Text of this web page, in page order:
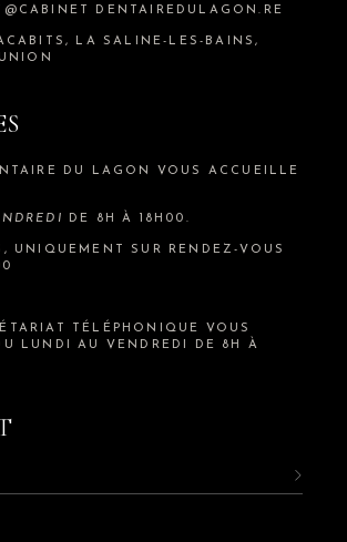
DENTAIREDULAGON.RE
LA SALINE-LES-BAINS,
DU LAGON VOUS ACCUEILLE
DE 8H À 18H00.
UNIQUEMENT SUR RENDEZ-VOUS
TÉLÉPHONIQUE VOUS
LUNDI AU VENDREDI DE 8H À